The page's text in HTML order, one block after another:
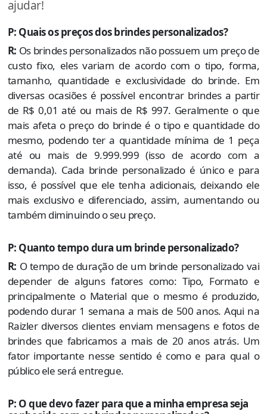
ajudar!
P: Quais os preços dos brindes personalizados?
R: Os brindes personalizados não possuem um preço de
custo fixo, eles variam de acordo com o tipo, forma,
tamanho, quantidade e exclusividade do brinde. Em
diversas ocasiões é possível encontrar brindes a partir
de R$ 0,01 até ou mais de R$ 997. Geralmente o que
mais afeta o preço do brinde é o tipo e quantidade do
mesmo, podendo ter a quantidade mínima de 1 peça
até ou mais de 9.999.999 (isso de acordo com a
demanda). Cada brinde personalizado é único e para
isso, é possível que ele tenha adicionais, deixando ele
mais exclusivo e diferenciado, assim, aumentando ou
também diminuindo o seu preço.
P: Quanto tempo dura um brinde personalizado?
R: O tempo de duração de um brinde personalizado vai
depender de alguns fatores como: Tipo, Formato e
principalmente o Material que o mesmo é produzido,
podendo durar 1 semana a mais de 500 anos. Aqui na
Raizler diversos clientes enviam mensagens e fotos de
brindes que fabricamos a mais de 20 anos atrás. Um
fator importante nesse sentido é como e para qual o
público ele será entregue.
P: O que devo fazer para que a minha empresa seja